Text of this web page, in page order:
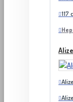
117
Alize